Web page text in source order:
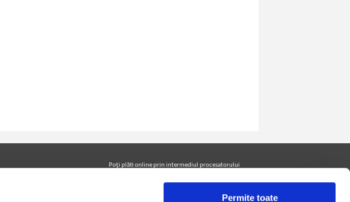
Permite toate
Poţi plăti online prin intermediul procesatorului